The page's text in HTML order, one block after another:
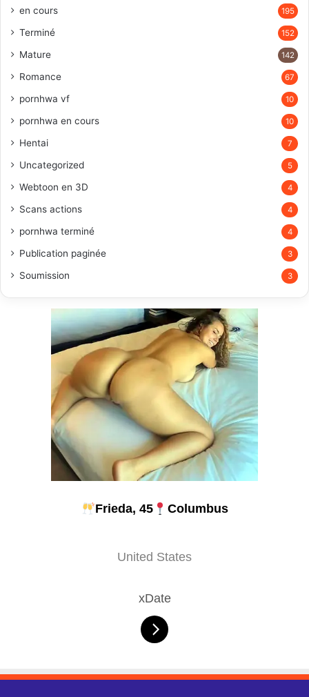
en cours 195
Terminé 152
Mature 142
Romance 67
pornhwa vf 10
pornhwa en cours 10
Hentai 7
Uncategorized 5
Webtoon en 3D 4
Scans actions 4
pornhwa terminé 4
Publication paginée 3
Soumission 3
Frieda, 45 Columbus
United States
xDate